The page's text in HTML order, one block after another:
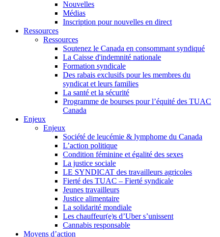
Nouvelles
Médias
Inscription pour nouvelles en direct
Ressources
Ressources
Soutenez le Canada en consommant syndiqué
La Caisse d'indemnité nationale
Formation syndicale
Des rabais exclusifs pour les membres du
syndicat et leurs families
La santé et la sécurité
Programme de bourses pour l’équité des TUAC
Canada
Enjeux
Enjeux
Société de leucémie & lymphome du Canada
L’action politique
Condition féminine et égalité des sexes
La justice sociale
LE SYNDICAT des travailleurs agricoles
Fierté des TUAC – Fierté syndicale
Jeunes travailleurs
Justice alimentaire
La solidarité mondiale
Les chauffeur(e)s d’Uber s’unissent
Cannabis responsable
Moyens d’action